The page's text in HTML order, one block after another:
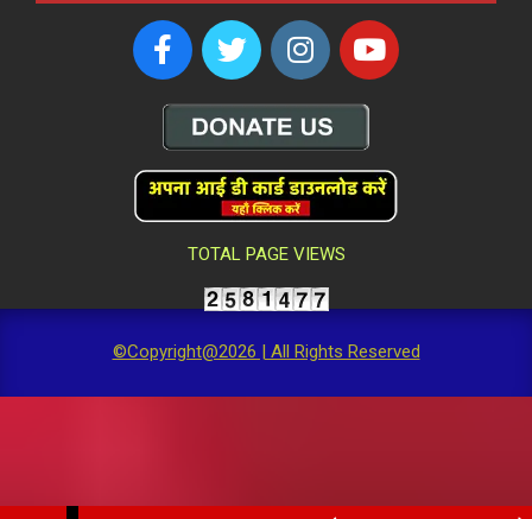
TOTAL PAGE VIEWS
©Copyright@2026 | All Rights Reserved